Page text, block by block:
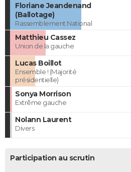
Floriane Jeandenand
(Ballotage)
Rassemblement National
Matthieu Cassez
Union de la gauche
Lucas Boillot
Ensemble ! (Majorité
présidentielle)
Sonya Morrison
Extrême gauche
Nolann Laurent
Divers
Participation au scrutin